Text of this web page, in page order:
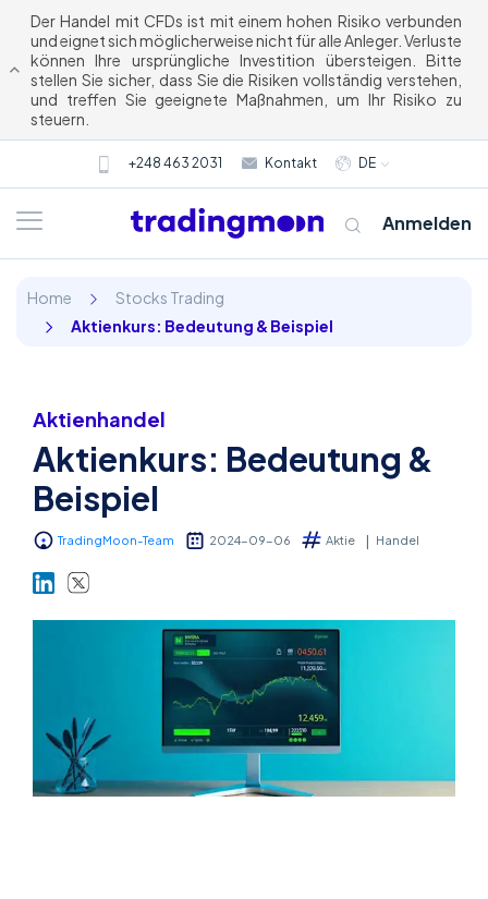
Der Handel mit CFDs ist mit einem hohen Risiko verbunden
und eignet sich möglicherweise nicht für alle Anleger. Verluste
können Ihre ursprüngliche Investition übersteigen. Bitte
stellen Sie sicher, dass Sie die Risiken vollständig verstehen,
und treffen Sie geeignete Maßnahmen, um Ihr Risiko zu
steuern.
+248 463 2031 Kontakt DE
Über uns
Handel
Help Centre
Anmelden
Home
Stocks Trading
Aktienkurs: Bedeutung & Beispiel
Aktienhandel
Aktienkurs: Bedeutung &
Beispiel
TradingMoon-Team 2024-09-06 Aktie Handel